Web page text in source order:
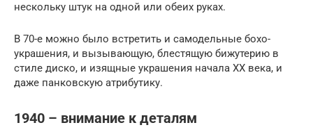
нескольку штук на одной или обеих руках.
В 70-е можно было встретить и самодельные бохо-
украшения, и вызывающую, блестящую бижутерию в
стиле диско, и изящные украшения начала XX века, и
даже панковскую атрибутику.
1940 – внимание к деталям